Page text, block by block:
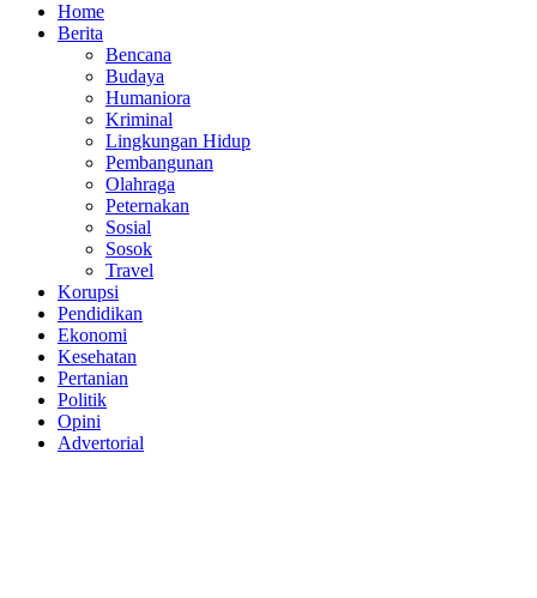
Home
Berita
Bencana
Budaya
Humaniora
Kriminal
Lingkungan Hidup
Pembangunan
Olahraga
Peternakan
Sosial
Sosok
Travel
Korupsi
Pendidikan
Ekonomi
Kesehatan
Pertanian
Politik
Opini
Advertorial